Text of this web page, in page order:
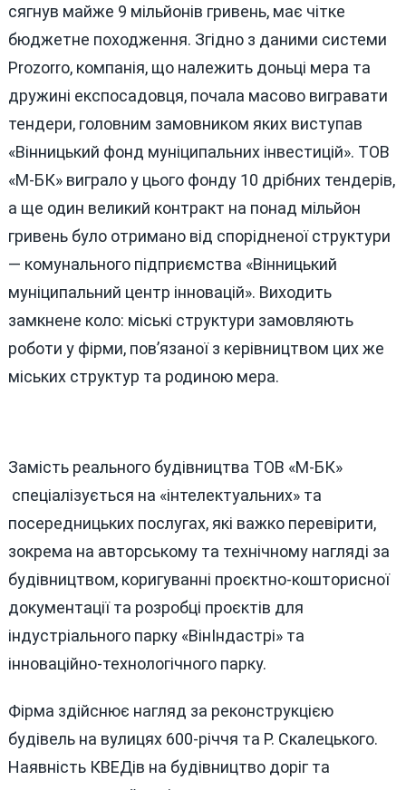
сягнув майже 9 мільйонів гривень, має чітке
бюджетне походження. Згідно з даними системи
Prozorro, компанія, що належить доньці мера та
дружині експосадовця, почала масово вигравати
тендери, головним замовником яких виступав
«Вінницький фонд муніципальних інвестицій». ТОВ
«М-БК» виграло у цього фонду 10 дрібних тендерів,
а ще один великий контракт на понад мільйон
гривень було отримано від спорідненої структури
— комунального підприємства «Вінницький
муніципальний центр інновацій». Виходить
замкнене коло: міські структури замовляють
роботи у фірми, пов’язаної з керівництвом цих же
міських структур та родиною мера.
Замість реального будівництва ТОВ «М-БК»
спеціалізується на «інтелектуальних» та
посередницьких послугах, які важко перевірити,
зокрема на авторському та технічному нагляді за
будівництвом, коригуванні проєктно-кошторисної
документації та розробці проєктів для
індустріального парку «ВінІндастрі» та
інноваційно-технологічного парку.
Фірма здійснює нагляд за реконструкцією
будівель на вулицях 600-річчя та Р. Скалецького.
Наявність КВЕДів на будівництво доріг та